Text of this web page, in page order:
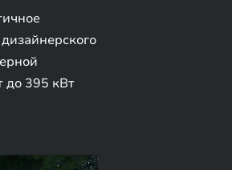
до 395 кВт